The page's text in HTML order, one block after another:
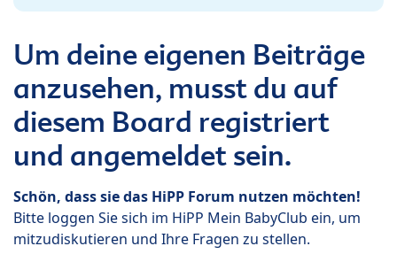
Um deine eigenen Beiträge
anzusehen, musst du auf
diesem Board registriert
und angemeldet sein.
Schön, dass sie das HiPP Forum nutzen möchten!
Bitte loggen Sie sich im HiPP Mein BabyClub ein, um
mitzudiskutieren und Ihre Fragen zu stellen.